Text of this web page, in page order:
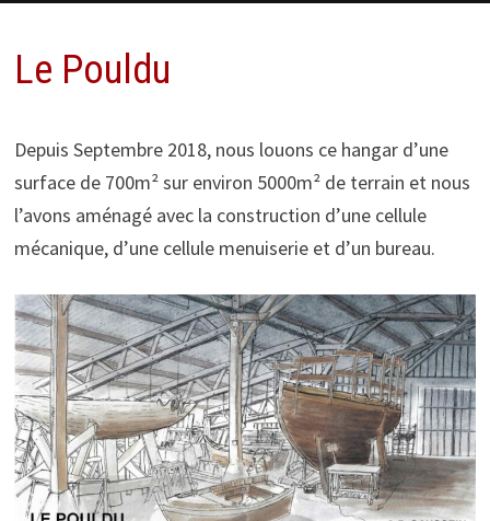
Le Pouldu
Depuis Septembre 2018, nous louons ce hangar d’une
surface de 700m² sur environ 5000m² de terrain et nous
l’avons aménagé avec la construction d’une cellule
mécanique, d’une cellule menuiserie et d’un bureau.